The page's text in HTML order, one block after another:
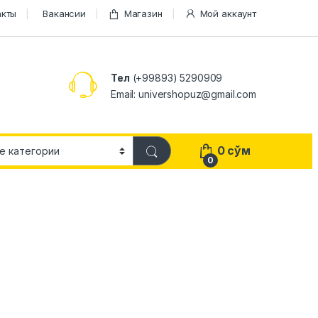
Вакансии Магазин Мой аккаунт
Тел (+99893) 5290909
Email: univershopuz@gmail.com
0
0 сўм